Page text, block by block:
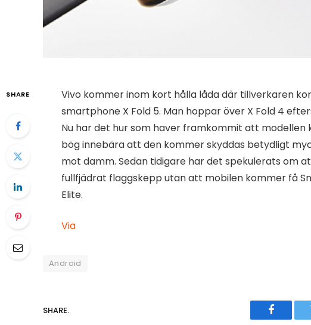
SHARE
Vivo kommer inom kort hålla låda där tillverkaren
smartphone X Fold 5. Man hoppar över X Fold 4
Nu har det hur som haver framkommit att modellen
bög innebära att den kommer skyddas betydligt
mot damm. Sedan tidigare har det spekulerats om
fullfjädrat flaggskepp utan att mobilen kommer få
Elite.
Via
Android
SHARE.